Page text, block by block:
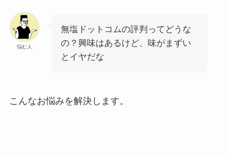
悩む人
無塩ドットコムの評判ってどうな
の？興味はあるけど、味がまずい
とイヤだな
こんなお悩みを解決します。